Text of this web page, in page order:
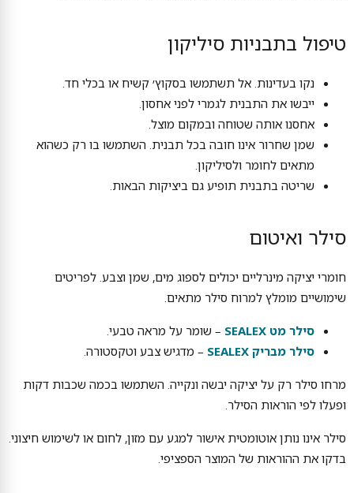
טיפול בתבניות סיליקון
נקו בעדינות. אל תשתמשו בסקוץ׳ קשיח או בכלי חד.
ייבשו את התבנית לגמרי לפני אחסון.
אחסנו אותה שטוחה ובמקום מוצל.
שמן שחרור אינו חובה בכל תבנית. השתמשו בו רק כשהוא
מתאים לחומר ולסיליקון.
שריטה בתבנית תופיע גם ביציקות הבאות.
סילר ואיטום
חומרי יציקה מינרליים יכולים לספוג מים, שמן וצבע. לפריטים
שימושיים מומלץ למרוח סילר מתאים.
סילר מט SEALEX
– שומר על מראה טבעי.
סילר מבריק SEALEX
– מדגיש צבע וטקסטורה.
מרחו סילר רק על יציקה יבשה ונקייה. השתמשו בכמה שכבות דקות
ופעלו לפי הוראות הסילר.
סילר אינו נותן אוטומטית אישור למגע עם מזון, לחום או לשימוש חיצוני.
בדקו את ההוראות של המוצר הספציפי.